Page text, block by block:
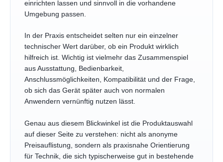
einrichten lassen und sinnvoll in die vorhandene
Umgebung passen.
In der Praxis entscheidet selten nur ein einzelner
technischer Wert darüber, ob ein Produkt wirklich
hilfreich ist. Wichtig ist vielmehr das Zusammenspiel
aus Ausstattung, Bedienbarkeit,
Anschlussmöglichkeiten, Kompatibilität und der Frage,
ob sich das Gerät später auch von normalen
Anwendern vernünftig nutzen lässt.
Genau aus diesem Blickwinkel ist die Produktauswahl
auf dieser Seite zu verstehen: nicht als anonyme
Preisauflistung, sondern als praxisnahe Orientierung
für Technik, die sich typischerweise gut in bestehende